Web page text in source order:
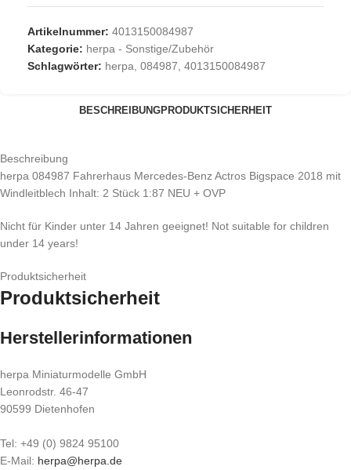
Artikelnummer: 4013150084987
Kategorie: herpa - Sonstige/Zubehör
Schlagwörter: herpa, 084987, 4013150084987
BESCHREIBUNGPRODUKTSICHERHEIT
Beschreibung
herpa 084987 Fahrerhaus Mercedes-Benz Actros Bigspace 2018 mit
Windleitblech Inhalt: 2 Stück 1:87 NEU + OVP
Nicht für Kinder unter 14 Jahren geeignet! Not suitable for children
under 14 years!
Produktsicherheit
Produktsicherheit
Herstellerinformationen
herpa Miniaturmodelle GmbH
Leonrodstr. 46-47
90599 Dietenhofen
Tel: +49 (0) 9824 95100
E-Mail: herpa@herpa.de